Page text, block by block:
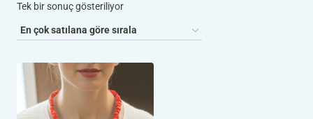
Tek bir sonuç gösteriliyor